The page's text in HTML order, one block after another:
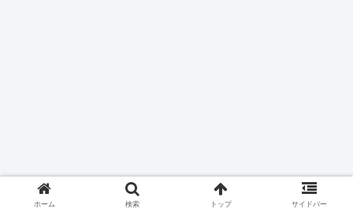
ホーム 検索 トップ サイドバー